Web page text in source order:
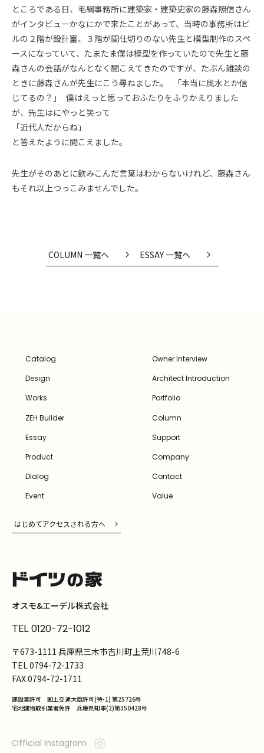
ところである日、毛綱事務所に建築家・建築史家の藤森照信さん
がインタビューかなにかで来たことがあって、当時の事務所はビ
ルの２階が設計室、３階が間仕切りのない先生と模型制作のスペ
ースになっていて、たまたま僕は模型を作っていたので先生と藤
森さんの会話がなんとなく聞こえてきたのですが、たぶん雑談の
ときに藤森さんが先生にこう尋ねました。 「本当に風水とか信
じてるの？」 僕はえっと思っておふたりをふりかえりました
が、先生はにやっと笑って
「近代人だからね」
と答えたように聞こえました。
先生がそのあとに飲みこんだ言葉はわからないけれど、藤森さん
もそれ以上つっこみませんでした。
COLUMN 一覧へ ESSAY 一覧へ
Catalog
Owner Interview
Design
Architect Introduction
Works
Portfolio
ZEH Builder
Column
Essay
Support
Product
Company
Dialog
Contact
Event
Value
はじめてアクセスされる方へ
オスモ&エーデル株式会社
TEL0120-72-1012
〒673-1111 兵庫県三木市吉川町上荒川748-6
TEL0794-72-1733
FAX0794-72-1711
建設業許可 国土交通大臣許可(特-1) 第25726号
宅地建物取引業者免許 兵庫県知事(2)第350428号
Official Instagram